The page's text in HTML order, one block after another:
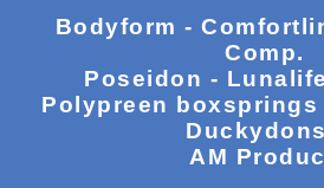
Bodyform -
Comp.
Poseidon -
Polypreen boxsprings
AM